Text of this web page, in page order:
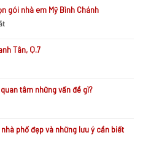
gói nhà em Mỹ Bình Chánh
ở
và
gói
Mỹ
Tân, Q.7
tâm những vấn đề gì?
phố đẹp và những lưu ý cần biết